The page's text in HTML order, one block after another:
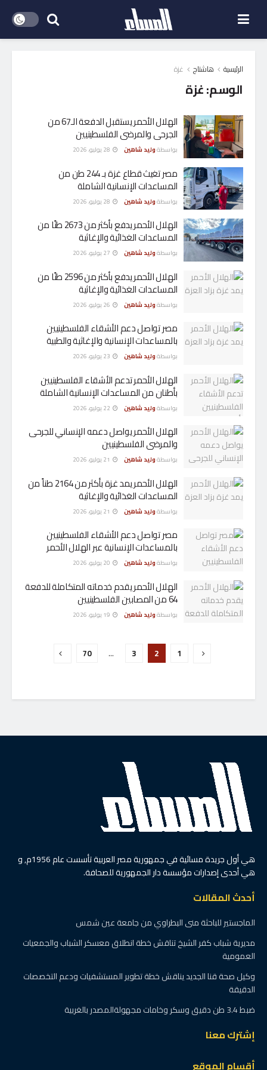
الرئيسية هاشتاج غزة
الوسم:غزة
الهلال الأحمر يستقبل الدفعة الـ67 من
الجرحى والمرضى الفلسطينيين
بواسطةوليد شاهين
مصر تغيث قطاع غزة بـ 244 طن من
المساعدات الإنسانية الشاملة
بواسطةوليد شاهين
الهلال الأحمر يدفع بأكثر من 2673 طنًا من
المساعدات الغذائية والإغاثية
بواسطةوليد شاهين
الهلال الأحمر يدفع بأكثر من 2596 طنًا من
المساعدات الغذائية والإغاثية
بواسطةوليد شاهين
مصر تواصل دعم الأشقاء الفلسطينيين
بالمساعدات الإنسانية والإغاثية والطبية
بواسطةوليد شاهين
الهلال الأحمر تدعم الأشقاء الفلسطينيين
بأطنان من المساعدات الإنسانية الشاملة
بواسطةوليد شاهين
الهلال الأحمر يواصل دعمه الإنساني للجرحى
والمرضى الفلسطينيين
بواسطةوليد شاهين
الهلال الأحمر يمد غزة بأكثر من 2164 طناً من
المساعدات الغذائية والإغاثية
بواسطةوليد شاهين
مصر تواصل دعم الأشقاء الفلسطينيين
بالمساعدات الإنسانية عبر الهلال الأحمر
بواسطةوليد شاهين
الهلال الأحمر يقدم خدماته المتكاملة للدفعة
64 من المصابين الفلسطينيين
بواسطةوليد شاهين
1
2
3
…
70
هي أول جريدة مسائية في جمهورية مصر العربية تأسست عام 1956م, و
هي أحدى إصدارات مؤسسة دار الجمهورية للصحافة.
أحدث المقالات
الماجستير للباحثة منى البطراوي من جامعة عين شمس
مديرية شباب كفر الشيخ تناقش خطة انطلاق معسكر الشباب والجمعيات
العمومية
وكيل صحة قنا الجديد يناقش خطة تطوير المستشفيات ودعم التخصصات
الدقيقة
ضبط 3.4 طن دقيق وسكر وخامات مجهولةالمصدر بالغربية
إشترك معنا
أقسام الموقع